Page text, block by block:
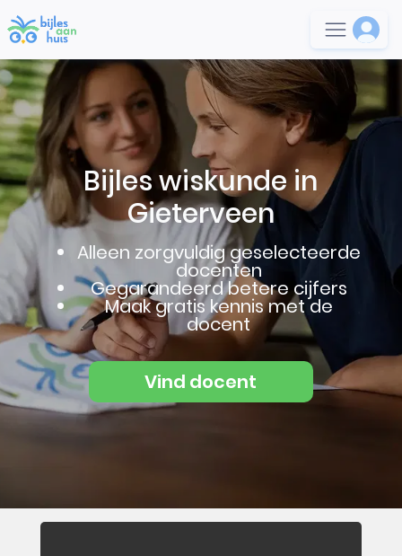
Bijles wiskunde in
Gieterveen
Alleen zorgvuldig geselecteerde
docenten
Gegarandeerd betere cijfers
Maak gratis kennis met de
docent
Vind docent